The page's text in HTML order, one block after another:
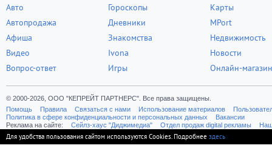
Авто
Автопродажа
Афиша
Видео
Вопрос-ответ
Гороскопы
Дневники
Знакомства
Ivona
Игры
Карты
MPort
Недвижимость
Новости
Онлайн-магазин
© 2000-2026, ООО "КЕПРЕЙТ ПАРТНЕРС". Все права защищены.
Помощь
Правила Связаться с нами Использование материалов
Политика в сфере конфиденциальности и персональных данных
Вакансии
Реклама на сайте:
Cейлз-хаус "Диджимедиа" Отдел продаж digital рекламы
Для удобства пользования сайтом используются Cookies. Подробнее здесь